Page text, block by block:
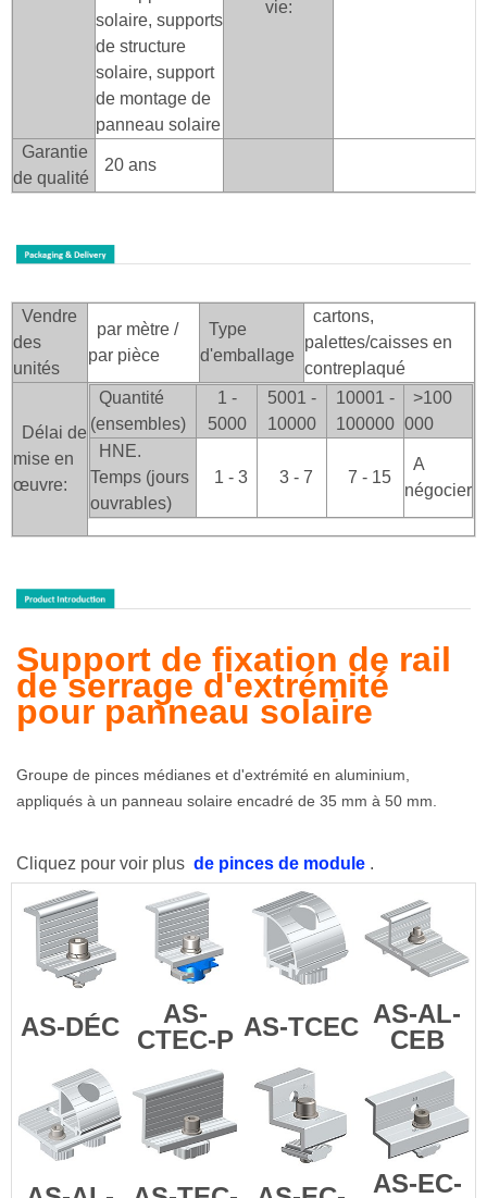
solaire, supports
de structure
solaire, support
de montage de
panneau solaire
vie:
Garantie
de qualité
20 ans
Vendre
des
unités
par mètre /
par pièce
Type
d'emballage
cartons,
palettes/caisses en
contreplaqué
Délai de
mise en
œuvre:
Quantité
(ensembles)
1 -
5000
5001 -
10000
10001 -
100000
>100
000
HNE.
Temps (jours
ouvrables)
1 - 3 3 - 7 7 - 15
A
négocier
Support de fixation de rail
de serrage d'extrémité
pour panneau solaire
Groupe de pinces médianes et d'extrémité en aluminium,
appliqués à un panneau solaire encadré de 35 mm à 50 mm.
Cliquez pour voir plus de pinces de module .
AS-DÉC
AS-
CTEC-P AS-TCEC AS-AL-
CEB
AS-EC-